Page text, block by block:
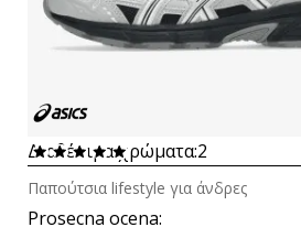
Διαθέσιμα χρώματα:2
Prosecna ocena:
Παπούτσια lifestyle για άνδρες